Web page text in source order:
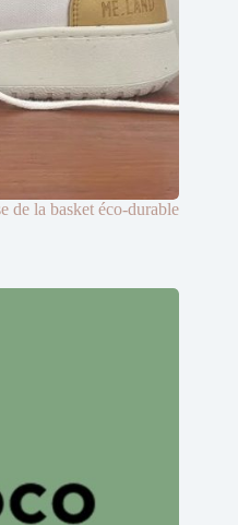
de la basket éco‑durable